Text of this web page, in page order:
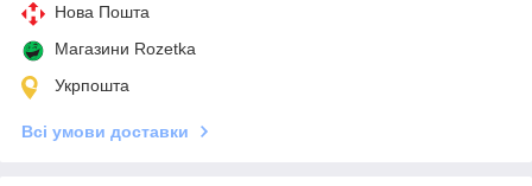
Нова Пошта
Магазини Rozetka
Укрпошта
Всі умови доставки